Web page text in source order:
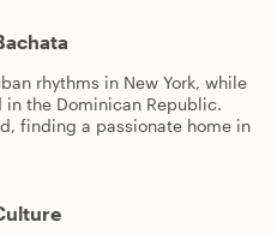
rhythms in New York, while
the Dominican Republic.
finding a passionate home in